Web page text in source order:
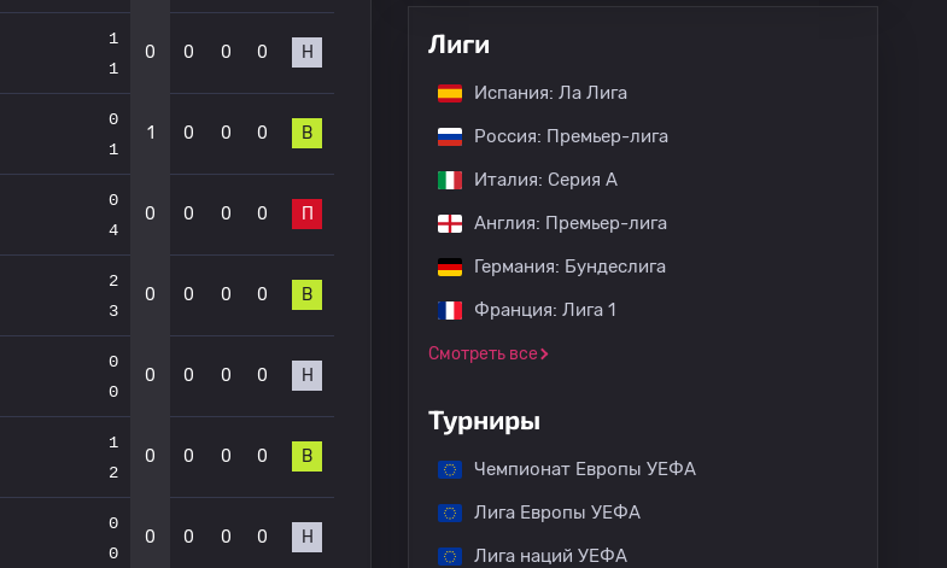
1
1
0 0 0 0 Н
0
1
1 0 0 0 В
0
4
0 0 0 0 П
2
3
0 0 0 0 В
0
0
0 0 0 0 Н
1
2
0 0 0 0 В
0
0
0 0 0 0 Н
Лиги
Испания: Ла Лига
Россия: Премьер-лига
Италия: Серия А
Англия: Премьер-лига
Германия: Бундеслига
Франция: Лига 1
Смотреть все
Турниры
Чемпионат Европы УЕФА
Лига Европы УЕФА
Лига наций УЕФА